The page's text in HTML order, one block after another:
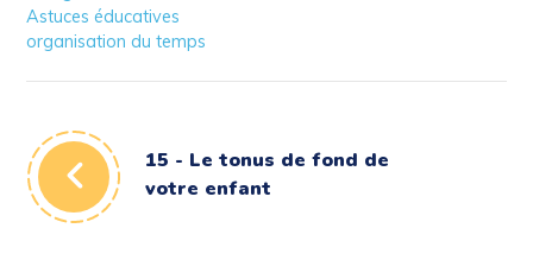
Astuces éducatives
organisation du temps
15 - Le tonus de fond de
votre enfant